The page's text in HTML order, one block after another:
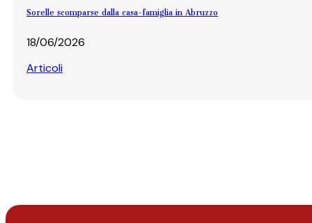
Sorelle scomparse dalla casa-famiglia in Abruzzo
18/06/2026
Articoli